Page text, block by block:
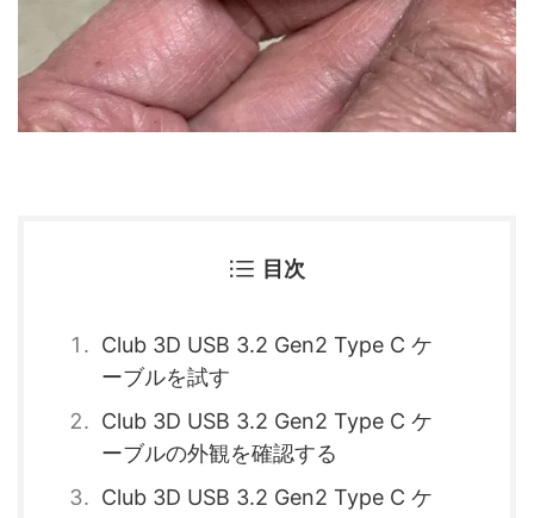
目次
Club 3D USB 3.2 Gen2 Type C ケ
ーブルを試す
Club 3D USB 3.2 Gen2 Type C ケ
ーブルの外観を確認する
Club 3D USB 3.2 Gen2 Type C ケ